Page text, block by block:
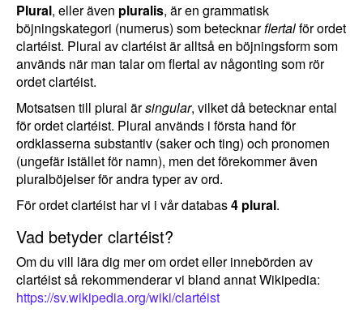
Plural, eller även pluralis, är en grammatisk
böjningskategori (numerus) som betecknarflertalför ordet
clartéist. Plural av clartéist är alltså en böjningsform som
används när man talar om flertal av någonting som rör
ordet clartéist.
Motsatsen till plural ärsingular, vilket då betecknar ental
för ordet clartéist. Plural används i första hand för
ordklasserna substantiv (saker och ting) och pronomen
(ungefär istället för namn), men det förekommer även
pluralböjelser för andra typer av ord.
För ordet clartéist har vi i vår databas4 plural.
Vad betyder clartéist?
Om du vill lära dig mer om ordet eller innebörden av
clartéist så rekommenderar vi bland annat Wikipedia:
https://sv.wikipedia.org/wiki/clartéist